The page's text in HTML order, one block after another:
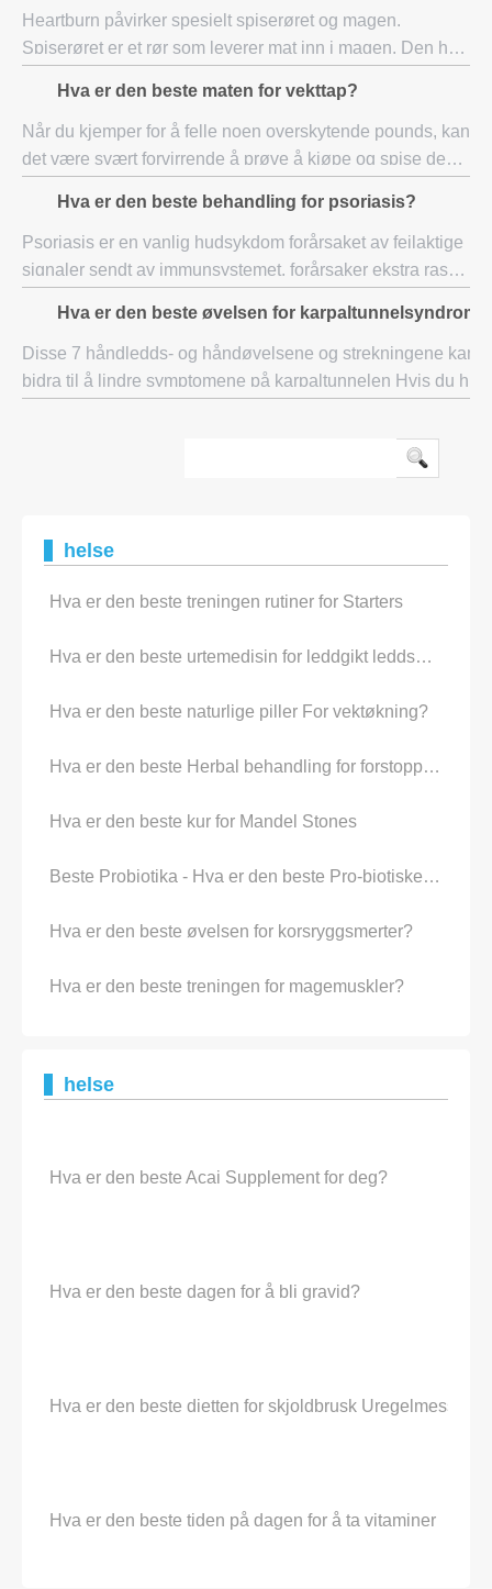
Heartburn påvirker spesielt spiserøret og magen.
Spiserøret er et rør som leverer mat inn i magen. Den har
samtidig som det ned under fordøyelse
Hva er den beste maten for vekttap?
Når du kjemper for å felle noen overskytende pounds, kan
det være svært forvirrende å prøve å kjøpe og spise den
noen vekttap programmet er kosthol
Hva er den beste behandling for psoriasis?
Psoriasis er en vanlig hudsykdom forårsaket av feilaktige
signaler sendt av immunsystemet, forårsaker ekstra rask
denne akselererende hastighet før
Hva er den beste øvelsen for karpaltunnelsyndrom?
Disse 7 håndledds- og håndøvelsene og strekningene kan
bidra til å lindre symptomene på karpaltunnelen Hvis du har
helse
Hva er den beste treningen rutiner for Starters
Hva er den beste urtemedisin for leddgikt leddsmerter?
Hva er den beste naturlige piller For vektøkning?
Hva er den beste Herbal behandling for forstoppelse?
Hva er den beste kur for Mandel Stones
Beste Probiotika - Hva er den beste Pro-biotiske For My Age
Hva er den beste øvelsen for korsryggsmerter?
Hva er den beste treningen for magemuskler?
helse
Hva er den beste Acai Supplement for deg?
Hva er den beste dagen for å bli gravid?
Hva er den beste dietten for skjoldbrusk
Hva er den beste tiden på dagen for å ta vitaminer